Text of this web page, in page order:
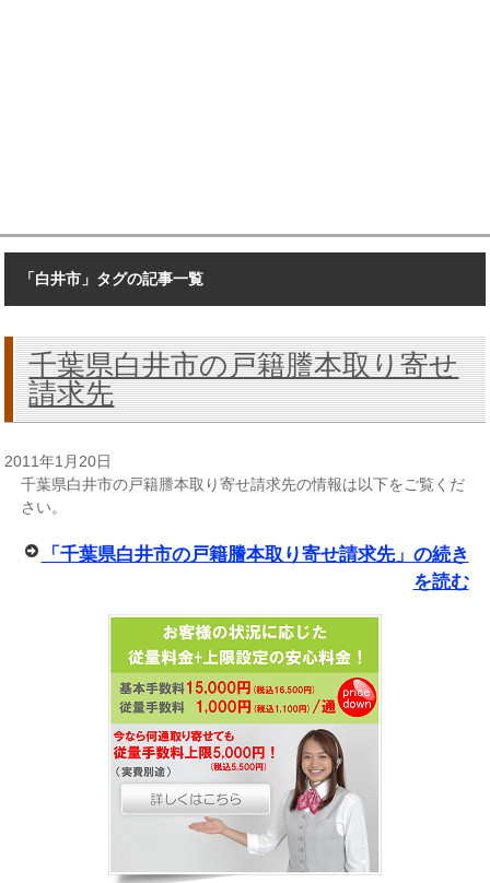
「白井市」タグの記事一覧
千葉県白井市の戸籍謄本取り寄せ
請求先
2011年1月20日
千葉県白井市の戸籍謄本取り寄せ請求先の情報は以下をご覧くだ
さい。
「千葉県白井市の戸籍謄本取り寄せ請求先」の続き
を読む